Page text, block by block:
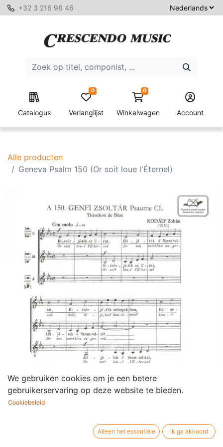
+32 3 216 98 46
Catalogus Verlanglijst
0 0
Winkelwagen Account
Alle producten
Geneva Psalm 150 (Or soit loue l'Éternel)
We gebruiken cookies om je een betere
gebruikerservaring op deze website te bieden.
Cookiebeleid
Alleen het essentiële Ik ga akkoord